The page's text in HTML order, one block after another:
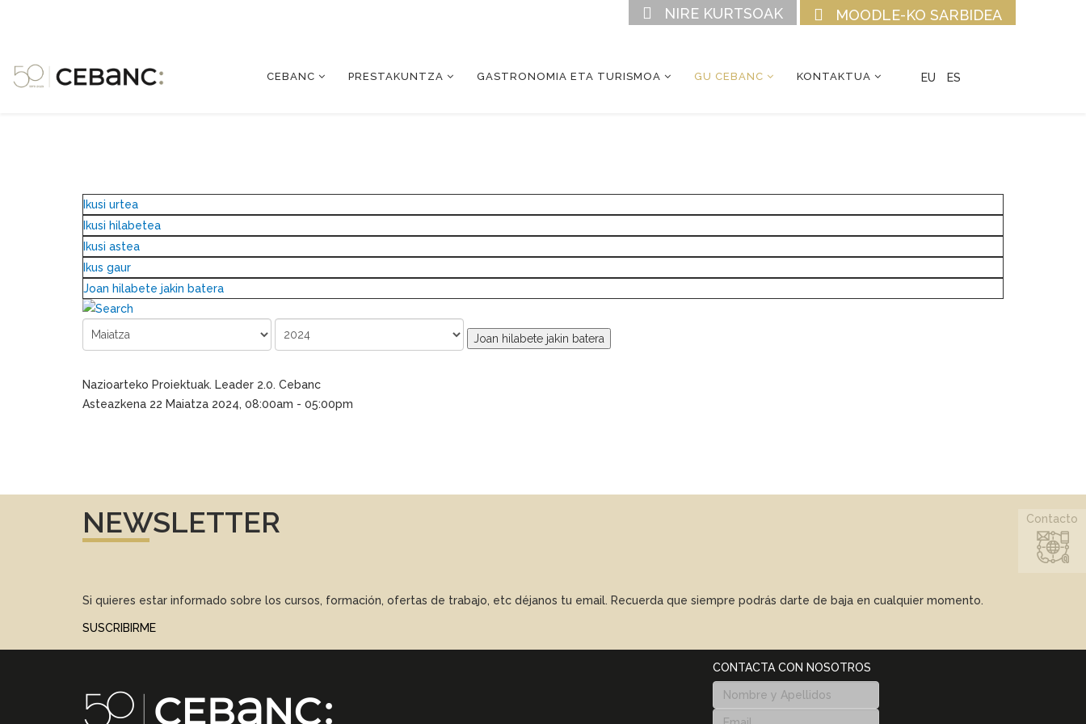
MOODLE-KO SARBIDEA
NIRE KURTSOAK
CEBANC PRESTAKUNTZA GASTRONOMIA ETA TURISMOA GU CEBANC KONTAKTUA EU ES
Ikusi urtea
Ikusi hilabetea
Ikusi astea
Ikus gaur
Joan hilabete jakin batera
Joan hilabete jakin batera
Nazioarteko Proiektuak. Leader 2.0. Cebanc
Asteazkena 22 Maiatza 2024, 08:00am - 05:00pm
NEWSLETTER
Si quieres estar informado sobre los cursos, formación, ofertas de trabajo, etc déjanos tu email. Recuerda que siempre podrás darte de baja en cualquier momento.
SUSCRIBIRME
CONTACTA CON NOSOTROS
Contacto